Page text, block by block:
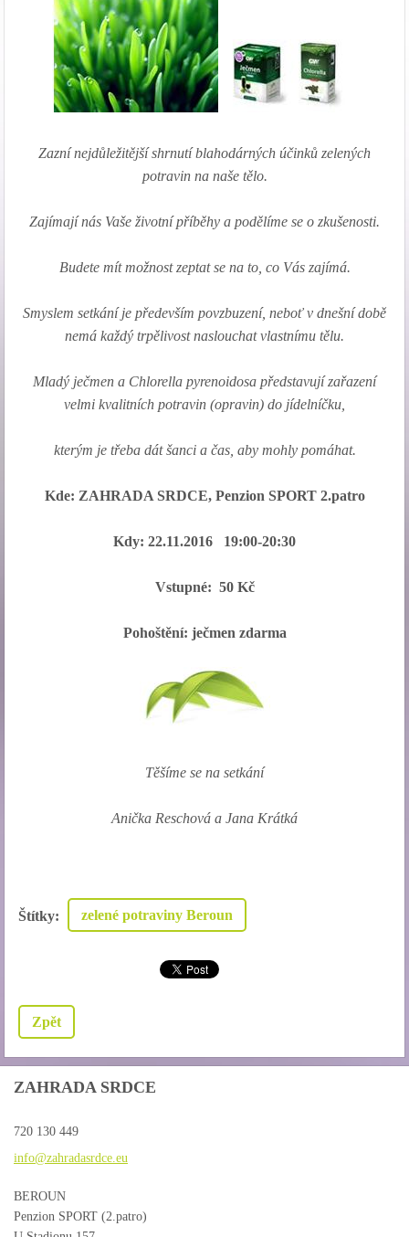
Zazní nejdůležitější shrnutí blahodárných účinků zelených
potravin na naše tělo.
Zajímají nás Vaše životní příběhy a podělíme se o zkušenosti.
Budete mít možnost zeptat se na to, co Vás zajímá.
Smyslem setkání je především povzbuzení, neboť v dnešní době
nemá každý trpělivost naslouchat vlastnímu tělu.
Mladý ječmen a Chlorella pyrenoidosa představují zařazení
velmi kvalitních potravin (opravin) do jídelníčku,
kterým je třeba dát šanci a čas, aby mohly pomáhat.
Kde: ZAHRADA SRDCE, Penzion SPORT 2.patro
Kdy: 22.11.2016 19:00-20:30
Vstupné: 50 Kč
Pohoštění: ječmen zdarma
Těšíme se na setkání
Anička Reschová a Jana Krátká
Štítky: zelené potraviny Beroun
Zpět
ZAHRADA SRDCE
720 130 449
info@zahradasrdce.eu
BEROUN
Penzion SPORT (2.patro)